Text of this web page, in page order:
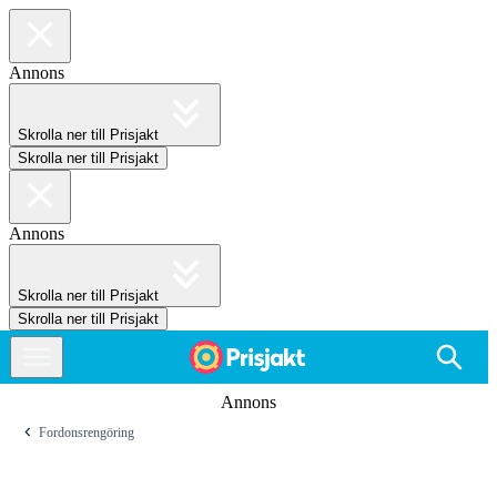
Annons
Skrolla ner till Prisjakt
Skrolla ner till Prisjakt
Annons
Skrolla ner till Prisjakt
Skrolla ner till Prisjakt
Annons
Fordonsrengöring